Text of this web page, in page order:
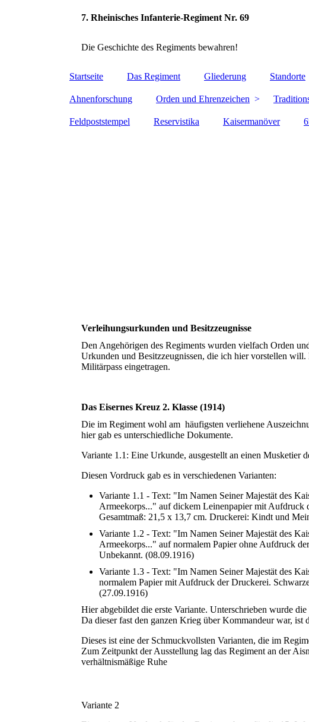
7. Rheinisches Infanterie-Regiment Nr. 69
Die Geschichte des Regiments bewahren!
Startseite Das Regiment Gliederung Standorte
Ahnenforschung Orden und Ehrenzeichen
Feldpoststempel Reservistika Kaisermanöver
Verleihungsurkunden und Besitzzeugnisse
Den Angehörigen des Regiments wurden vielfach Orden
Urkunden und Besitzzeugnissen, die ich hier vorstellen
Militärpass eingetragen.
Das Eisernes Kreuz 2. Klasse (1914)
Die im Regiment wohl am häufigsten verliehene
hier gab es unterschiedliche Dokumente.
Variante 1.1: Eine Urkunde, ausgestellt an einen Musketier
Diesen Vordruck gab es in verschiedenen Varianten:
Variante 1.1 - Text: "Im Namen Seiner Majestät des
Armeekorps..." auf dickem Leinenpapier mit
Gesamtmaß: 21,5 x 13,7 cm. Druckerei: Kindt und
Variante 1.2 - Text: "Im Namen Seiner Majestät des
Armeekorps..." auf normalem Papier ohne Aufdruck
Unbekannt. (08.09.1916)
Variante 1.3 - Text: "Im Namen Seiner Majestät des
normalem Papier mit Aufdruck der Druckerei.
(27.09.1916)
Hier abgebildet die erste Variante. Unterschrieben wurde
Da dieser fast den ganzen Krieg über Kommandeur war,
Dieses ist eine der Schmuckvollsten Varianten, die im
Zum Zeitpunkt der Ausstellung lag das Regiment an der
verhältnismäßige Ruhe
Variante 2